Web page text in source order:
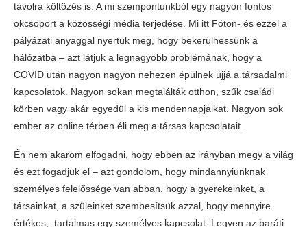
távolra költözés is. A mi szempontunkból egy nagyon fontos
okcsoport a közösségi média terjedése. Mi itt Fóton- és ezzel a
pályázati anyaggal nyertük meg, hogy bekerülhessünk a
hálózatba – azt látjuk a legnagyobb problémának, hogy a
COVID után nagyon nagyon nehezen épülnek újjá a társadalmi
kapcsolatok. Nagyon sokan megtalálták otthon, szűk családi
körben vagy akár egyedül a kis mendennapjaikat. Nagyon sok
ember az online térben éli meg a társas kapcsolatait.
Én nem akarom elfogadni, hogy ebben az irányban megy a világ
és ezt fogadjuk el – azt gondolom, hogy mindannyiunknak
személyes felelőssége van abban, hogy a gyerekeinket, a
társainkat, a szüleinket szembesítsük azzal, hogy mennyire
értékes, tartalmas egy személyes kapcsolat. Legyen az baráti